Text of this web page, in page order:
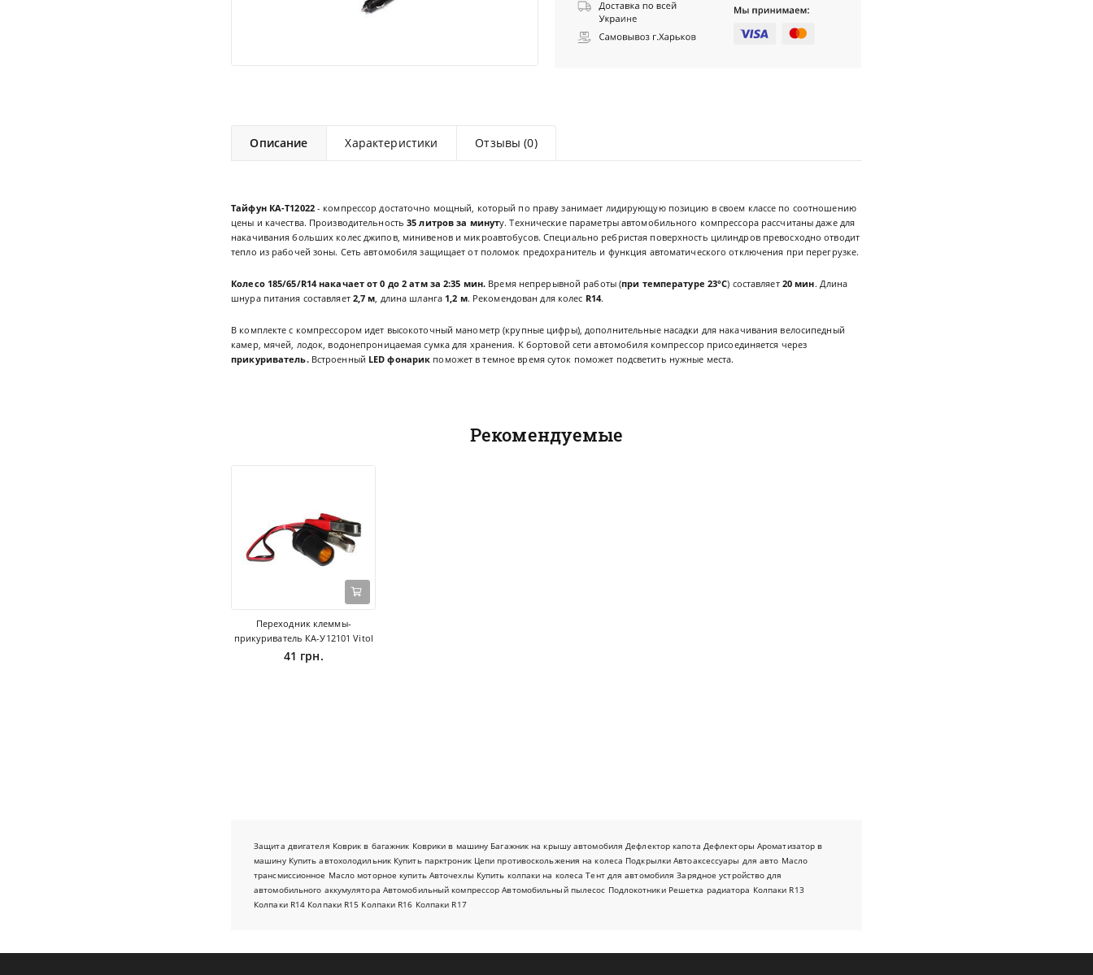
Описание Характеристики Отзывы (0)
Тайфун КА-Т12022- компрессор достаточно мощный, который по праву занимает лидирующую позицию в своем классе по соотношению
цены и качества. Производительность35 литров за минуту. Технические параметры автомобильного компрессора рассчитаны даже для
накачивания больших колес джипов, минивенов и микроавтобусов. Специально ребристая поверхность цилиндров превосходно отводит
тепло из рабочей зоны. Сеть автомобиля защищает от поломок предохранитель и функция автоматического отключения при перегрузке.
Колесо 185/65/R14 накачает от 0 до 2 атм за 2:35 мин. Время непрерывной работы (при температуре 23°С) составляет 20 мин. Длина
шнура питания составляет 2,7 м , длина шланга 1,2 м. Рекомендован для колес R14.
В комплекте с компрессором идет высокоточный манометр (крупные цифры), дополнительные насадки для накачивания велосипедный
камер, мячей, лодок, водонепроницаемая сумка для хранения. К бортовой сети автомобиля компрессор присоединяется через
прикуриватель. Встроенный LED фонарик поможет в темное время суток поможет подсветить нужные места.
Рекомендуемые
Переходник клеммы-
прикуриватель КА-У12101 Vitol
41 грн.
Защита двигателя Коврик в багажник Коврики в машину Багажник на крышу автомобиля Дефлектор капота Дефлекторы Ароматизатор в
машину Купить автохолодильник Купить парктроник Цепи противоскольжения на колеса Подкрылки Автоаксессуары для авто Масло
трансмиссионное Масло моторное купить Авточехлы Купить колпаки на колеса Тент для автомобиля Зарядное устройство для
автомобильного аккумулятора Автомобильный компрессор Автомобильный пылесос Подлокотники Решетка радиатора Колпаки R13
Колпаки R14 Колпаки R15 Колпаки R16 Колпаки R17